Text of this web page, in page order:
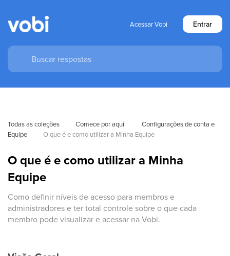
Acessar Vobi Entrar
Todas as coleções Comece por aqui
Configurações de conta e
Equipe
O que é e como utilizar a Minha Equipe
O que é e como utilizar a Minha
Equipe
Como definir níveis de acesso para membros e
administradores e ter total controle sobre o que cada
membro pode visualizar e acessar na Vobi.